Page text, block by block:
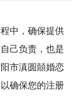
中，确保提供
己负责，也是
市滇圆囍婚恋
确保您的注册